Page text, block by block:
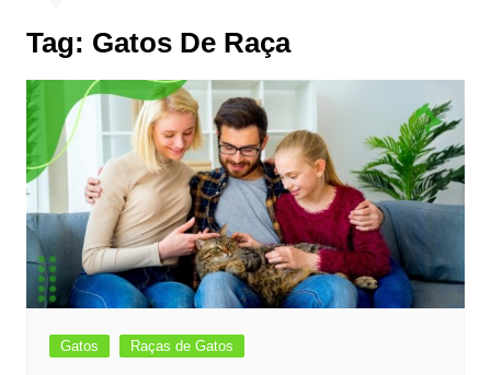
Tag: Gatos De Raça
Gatos Raças de Gatos